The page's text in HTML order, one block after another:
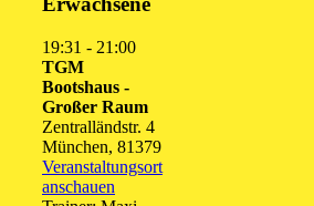
19:31 - 21:00
TGM
Bootshaus -
Großer Raum
Zentralländstr. 4
München, 81379
Veranstaltungsort
anschauen